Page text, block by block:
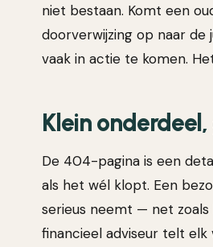
niet bestaan. Komt een
doorverwijzing op naar
vaak in actie te komen.
Klein
De 404-pagina is een
als het wél klopt. Een
serieus neemt — net
financieel adviseur telt